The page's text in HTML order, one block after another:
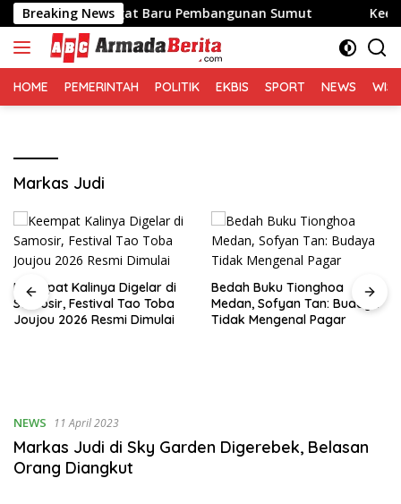
Langsung
ke
konten
Breaking News
Semangat Baru Pembangunan Sumut Keempat
HOME PEMERINTAH POLITIK EKBIS SPORT NEWS
Markas Judi
Keempat Kalinya Digelar di
Samosir, Festival Tao Toba
Joujou 2026 Resmi Dimulai
Bedah Buku Tionghoa
Medan, Sofyan Tan: Budaya
Tidak Mengenal Pagar
NEWS 11 April 2023
Markas Judi di Sky Garden Digerebek, Belasan
Orang Diangkut